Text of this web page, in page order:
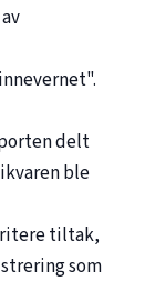
delt
ble
tiltak,
som